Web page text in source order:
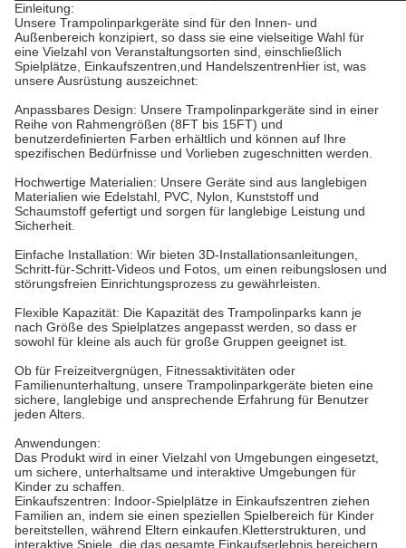
Einleitung:
Unsere Trampolinparkgeräte sind für den Innen- und
Außenbereich konzipiert, so dass sie eine vielseitige Wahl für
eine Vielzahl von Veranstaltungsorten sind, einschließlich
Spielplätze, Einkaufszentren,und HandelszentrenHier ist, was
unsere Ausrüstung auszeichnet:
Anpassbares Design: Unsere Trampolinparkgeräte sind in einer
Reihe von Rahmengrößen (8FT bis 15FT) und
benutzerdefinierten Farben erhältlich und können auf Ihre
spezifischen Bedürfnisse und Vorlieben zugeschnitten werden.
Hochwertige Materialien: Unsere Geräte sind aus langlebigen
Materialien wie Edelstahl, PVC, Nylon, Kunststoff und
Schaumstoff gefertigt und sorgen für langlebige Leistung und
Sicherheit.
Einfache Installation: Wir bieten 3D-Installationsanleitungen,
Schritt-für-Schritt-Videos und Fotos, um einen reibungslosen und
störungsfreien Einrichtungsprozess zu gewährleisten.
Flexible Kapazität: Die Kapazität des Trampolinparks kann je
nach Größe des Spielplatzes angepasst werden, so dass er
sowohl für kleine als auch für große Gruppen geeignet ist.
Ob für Freizeitvergnügen, Fitnessaktivitäten oder
Familienunterhaltung, unsere Trampolinparkgeräte bieten eine
sichere, langlebige und ansprechende Erfahrung für Benutzer
jeden Alters.
Anwendungen:
Das Produkt wird in einer Vielzahl von Umgebungen eingesetzt,
um sichere, unterhaltsame und interaktive Umgebungen für
Kinder zu schaffen.
Einkaufszentren: Indoor-Spielplätze in Einkaufszentren ziehen
Familien an, indem sie einen speziellen Spielbereich für Kinder
bereitstellen, während Eltern einkaufen.Kletterstrukturen, und
interaktive Spiele, die das gesamte Einkaufserlebnis bereichern.